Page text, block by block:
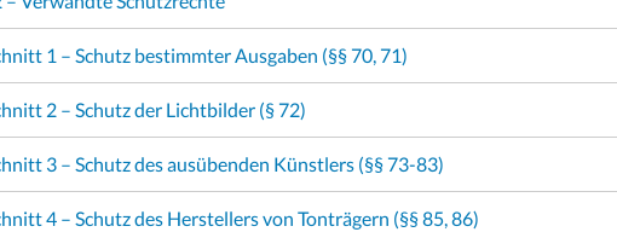
1 – Schutz bestimmter Ausgaben (§§ 70, 71)
2 – Schutz der Lichtbilder (§ 72)
3 – Schutz des ausübenden Künstlers (§§ 73-83)
4 – Schutz des Herstellers von Tonträgern (§§ 85, 86)